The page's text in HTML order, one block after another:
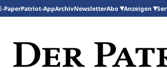
PaperPatriot-AppArchivNewsletterAbo Anzeigen